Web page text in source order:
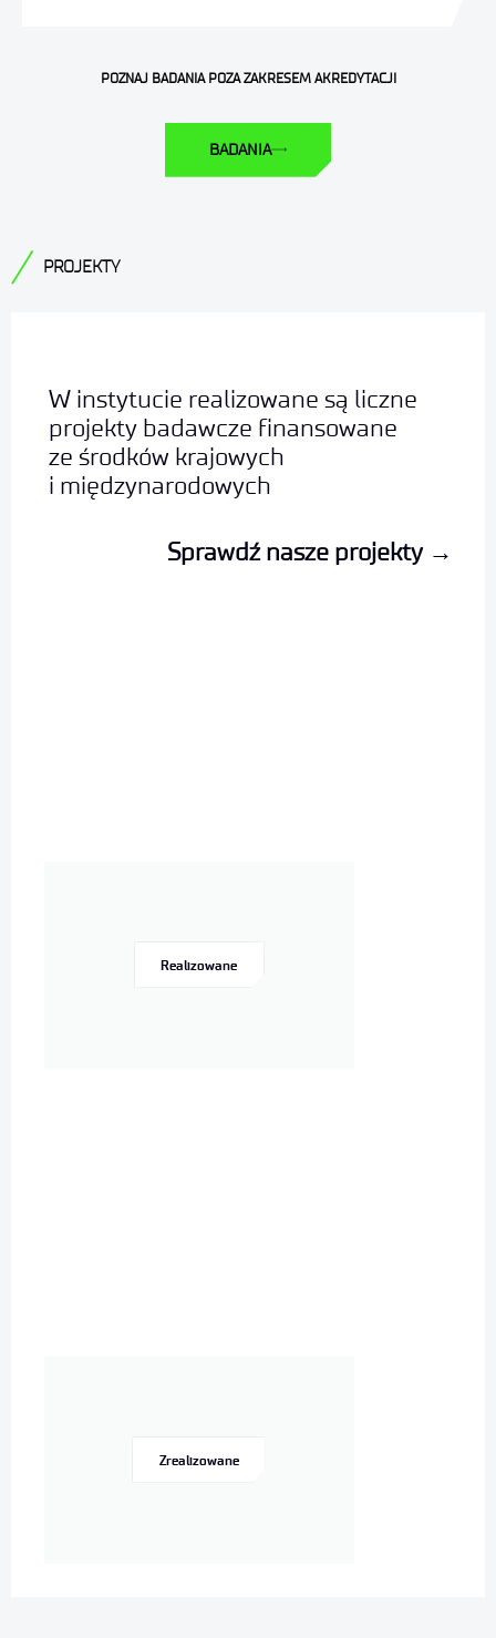
POZNAJ BADANIA POZA ZAKRESEM AKREDYTACJI
BADANIA
PROJEKTY
W instytucie realizowane są liczne
projekty badawcze finansowane
ze środków krajowych
i międzynarodowych
Sprawdź nasze projekty →
Realizowane
Zrealizowane